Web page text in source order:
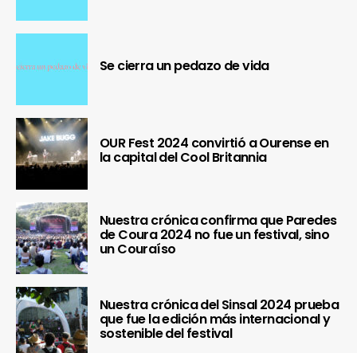
Se cierra un pedazo de vida
OUR Fest 2024 convirtió a Ourense en
la capital del Cool Britannia
Nuestra crónica confirma que Paredes
de Coura 2024 no fue un festival, sino
un Couraíso
Nuestra crónica del Sinsal 2024 prueba
que fue la edición más internacional y
sostenible del festival